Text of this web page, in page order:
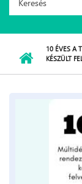
Keresés
10 ÉVES A
KÉSZÜLT